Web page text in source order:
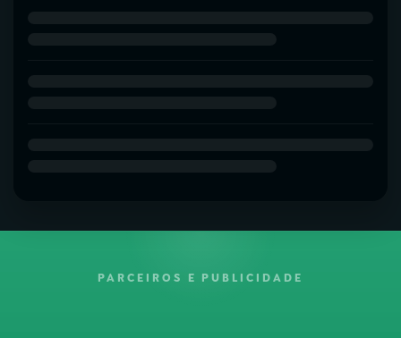
PARCEIROS E PUBLICIDADE